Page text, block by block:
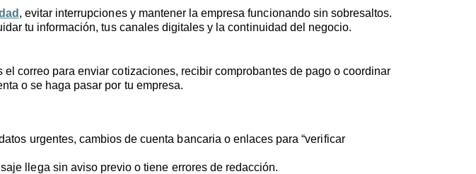
, evitar interrupciones y mantener la empresa funcionando sin sobresaltos.
tu información, tus canales digitales y la continuidad del negocio.
correo para enviar cotizaciones, recibir comprobantes de pago o coordinar
o se haga pasar por tu empresa.
urgentes, cambios de cuenta bancaria o enlaces para “verificar
llega sin aviso previo o tiene errores de redacción.